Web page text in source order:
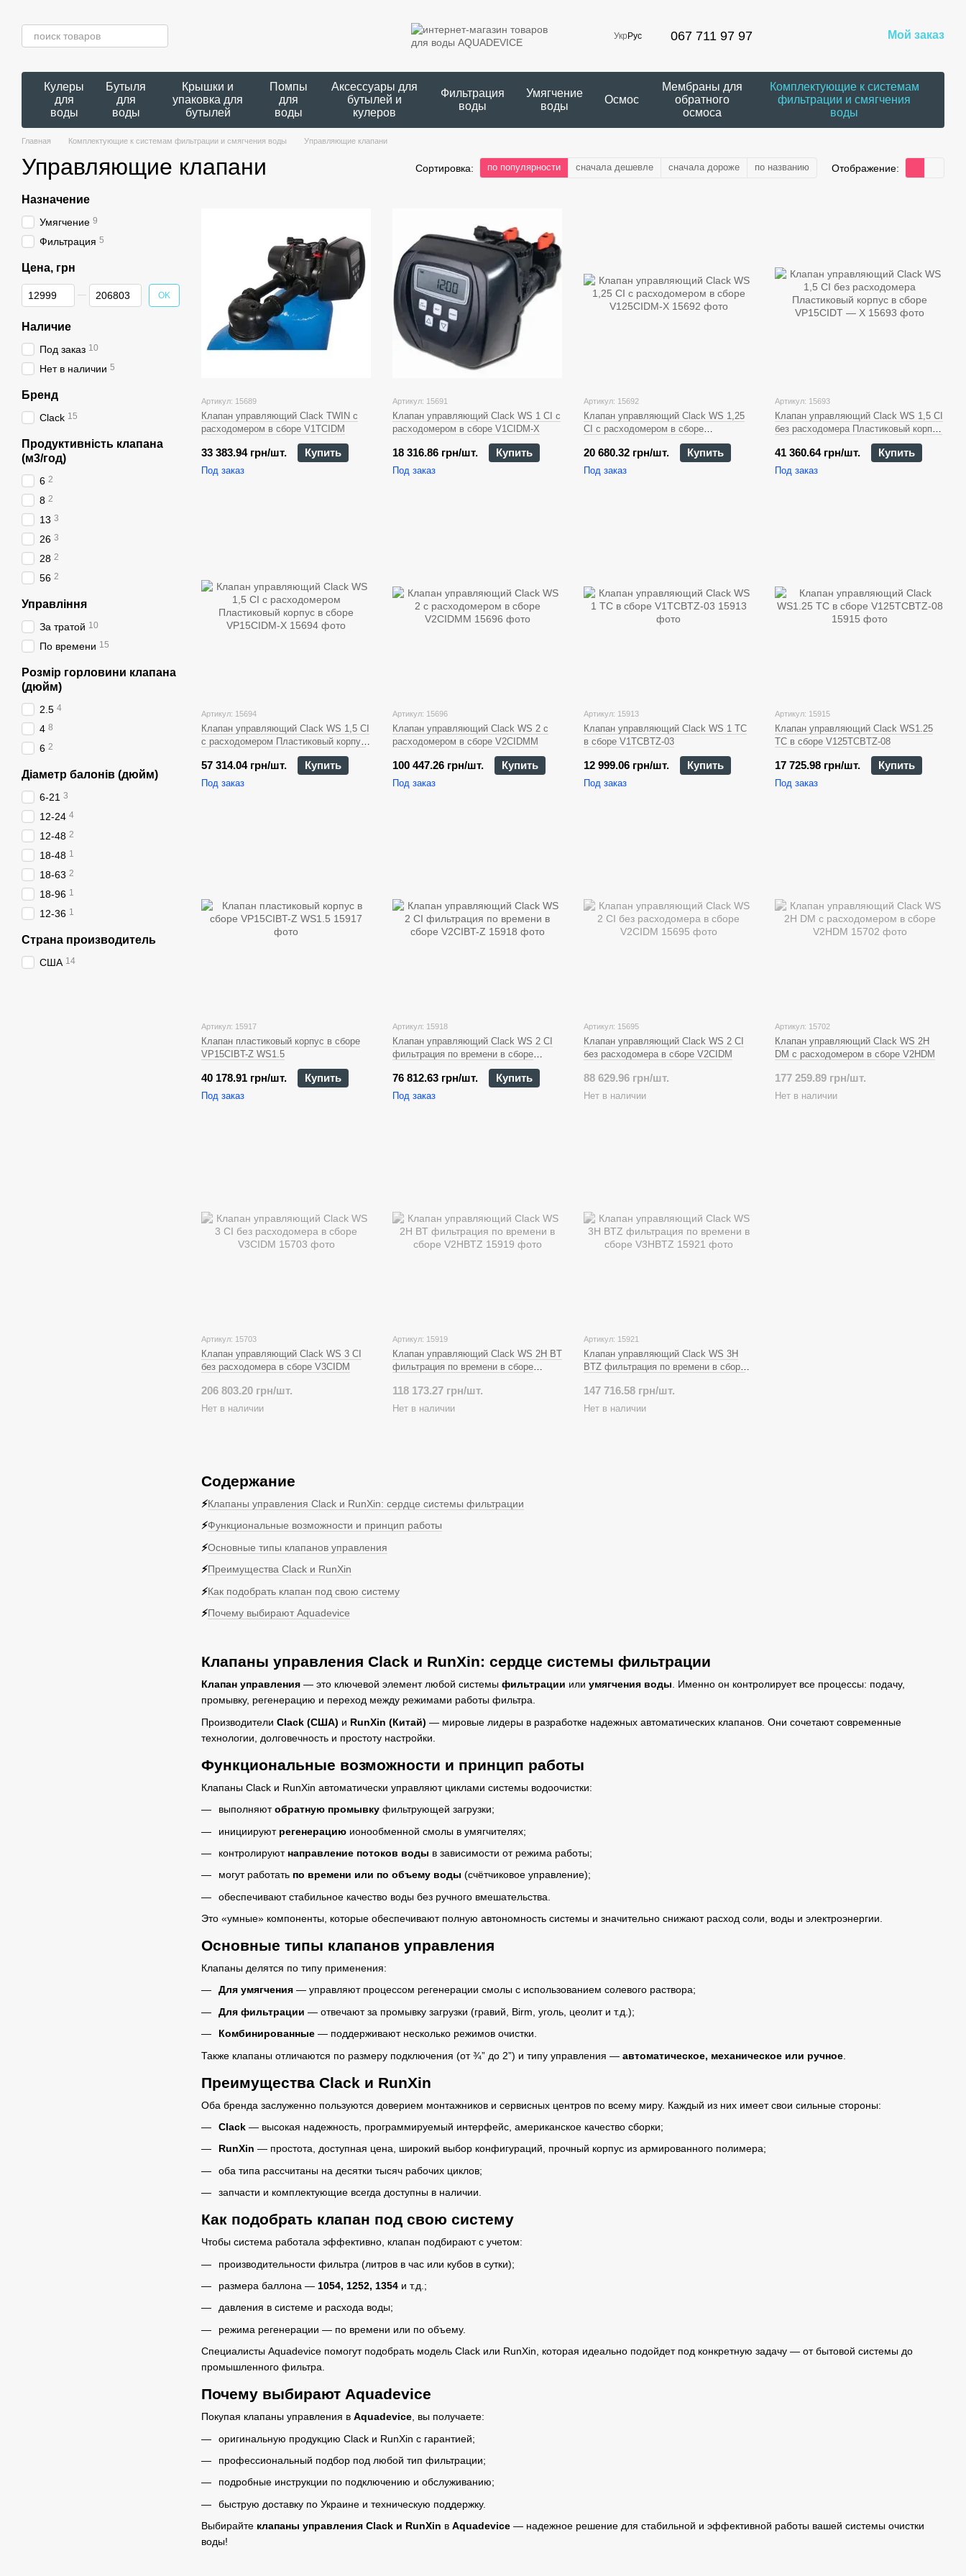
Укр Рус 067 711 97 97 Мой заказ
Кулеры
для
воды
Бутыля
для
воды
Крышки и
упаковка для
бутылей
Помпы
для
воды
Аксессуары для
бутылей и
кулеров
Фильтрация
воды
Умягчение
воды
Осмос
Мембраны для
обратного
осмоса
Комплектующие к системам
фильтрации и смягчения
воды
Главная Комплектующие к системам фильтрации и смягчения воды Управляющие клапани
Управляющие клапани Сортировка: по популярности сначала дешевле сначала дороже по названию Отображение:
Содержание
⚡Клапаны управления Clack и RunXin: сердце системы фильтрации
⚡Функциональные возможности и принцип работы
⚡Основные типы клапанов управления
⚡Преимущества Clack и RunXin
⚡Как подобрать клапан под свою систему
⚡Почему выбирают Aquadevice
Клапаны управления Clack и RunXin: сердце системы фильтрации
Клапан управления — это ключевой элемент любой системы фильтрации или умягчения воды. Именно он контролирует все процессы: подачу,
промывку, регенерацию и переход между режимами работы фильтра.
Производители Clack (США) и RunXin (Китай) — мировые лидеры в разработке надежных автоматических клапанов. Они сочетают современные
технологии, долговечность и простоту настройки.
Функциональные возможности и принцип работы
Клапаны Clack и RunXin автоматически управляют циклами системы водоочистки:
выполняютобратную промывку фильтрующей загрузки;
инициируют регенерацию ионообменной смолы в умягчителях;
контролируют направление потоков воды в зависимости от режима работы;
могут работать по времени или по объему воды (счётчиковое управление);
обеспечивают стабильное качество воды без ручного вмешательства.
Это «умные» компоненты, которые обеспечивают полную автономность системы и значительно снижают расход соли, воды и электроэнергии.
Основные типы клапанов управления
Клапаны делятся по типу применения:
Для умягчения — управляют процессом регенерации смолы с использованием солевого раствора;
Для фильтрации — отвечают за промывку загрузки (гравий, Birm, уголь, цеолит и т.д.);
Комбинированные — поддерживают несколько режимов очистки.
Также клапаны отличаются по размеру подключения (от ¾” до 2”) и типу управления — автоматическое, механическое или ручное
Преимущества Clack и RunXin
Оба бренда заслуженно пользуются доверием монтажников и сервисных центров по всему миру. Каждый из них имеет свои сильные стороны:
Clack — высокая надежность, программируемый интерфейс, американское качество сборки;
RunXin — простота, доступная цена, широкий выбор конфигураций, прочный корпус из армированного полимера;
оба типа рассчитаны на десятки тысяч рабочих циклов;
запчасти и комплектующие всегда доступны в наличии.
Как подобрать клапан под свою систему
Чтобы система работала эффективно, клапан подбирают с учетом:
производительности фильтра (литров в час или кубов в сутки);
размера баллона — 1054, 1252, 1354 и т.д.;
давления в системе и расхода воды;
режима регенерации — по времени или по объему.
Специалисты Aquadevice помогут подобрать модель Clack или RunXin, которая идеально подойдет под конкретную задачу — от бытовой системы до
промышленного фильтра.
Почему выбирают Aquadevice
Покупая клапаны управления в Aquadevice , вы получаете:
оригинальную продукцию Clack и RunXin с гарантией;
профессиональный подбор под любой тип фильтрации;
подробные инструкции по подключению и обслуживанию;
быструю доставку по Украине и техническую поддержку.
Выбирайте клапаны управления Clack и RunXin в Aquadevice — надежное решение для стабильной и эффективной работы вашей системы очистки
воды!
Артикул: 15689
Клапан управляющий Clack TWIN с
расходомером в сборе V1TCIDM
33 383.94 грн/шт. Купить
Под заказ
Артикул: 15691
Клапан управляющий Clack WS 1 CI с
расходомером в сборе V1CIDM-X
18 316.86 грн/шт. Купить
Под заказ
Артикул: 15692
Клапан управляющий Clack WS 1,25
CI с расходомером в сборе
20 680.32 грн/шт. Купить
Под заказ
Артикул: 15693
Клапан управляющий Clack WS 1,5 CI
без расходомера Пластиковый корпус
в сборе VP15CIDT — X
41 360.64 грн/шт. Купить
Под заказ
Артикул: 15694
Клапан управляющий Clack WS 1,5 CI
с расходомером Пластиковый корпус
57 314.04 грн/шт. Купить
Под заказ
Артикул: 15696
Клапан управляющий Clack WS 2 с
расходомером в сборе V2CIDMM
100 447.26 грн/шт. Купить
Под заказ
Артикул: 15913
Клапан управляющий Clack WS 1 TC
в сборе V1TCBTZ-03
12 999.06 грн/шт. Купить
Под заказ
Артикул: 15915
Клапан управляющий Clack WS1.25
TC в сборе V125TCBTZ-08
17 725.98 грн/шт. Купить
Под заказ
Артикул: 15917
Клапан пластиковый корпус в сборе
VP15CIBT-Z WS1.5
40 178.91 грн/шт. Купить
Под заказ
Артикул: 15918
Клапан управляющий Clack WS 2 CI
фильтрация по времени в сборе
76 812.63 грн/шт. Купить
Под заказ
Артикул: 15695
Клапан управляющий Clack WS 2 CI
без расходомера в сборе V2CIDM
88 629.96 грн/шт.
Нет в наличии
Артикул: 15702
Клапан управляющий Clack WS 2H
DM ​​с расходомером в сборе V2HDM
177 259.89 грн/шт.
Нет в наличии
Артикул: 15703
Клапан управляющий Clack WS 3 CI
без расходомера в сборе V3CIDM
206 803.20 грн/шт.
Нет в наличии
Артикул: 15919
Клапан управляющий Clack WS 2H BT
фильтрация по времени в сборе
118 173.27 грн/шт.
Нет в наличии
Артикул: 15921
Клапан управляющий Clack WS 3H
BTZ фильтрация по времени в сборе
147 716.58 грн/шт.
Нет в наличии
Назначение
Умягчение 9
Фильтрация 5
Цена, грн
От Цена, грн
До Цена, грн OK
Наличие
Под заказ 10
Нет в наличии 5
Бренд
Clack 15
Продуктивність клапана
(м3/год)
6 2
8 2
13 3
26 3
28 2
56 2
Управління
За тратой 10
По времени 15
Розмір горловини клапана
(дюйм)
2.5 4
4 8
6 2
Діаметр балонів (дюйм)
6-21 3
12-24 4
12-48 2
18-48 1
18-63 2
18-96 1
12-36 1
Страна производитель
США 14